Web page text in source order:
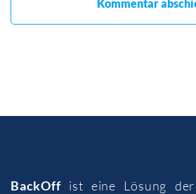
BackOffist eine Lösung der